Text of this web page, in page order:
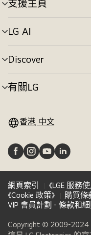
換
支援主頁
選
單
切
換
LG AI
選
單
切
換
Discover
選
單
切
換
有關LG
選
換 香港, 中文
網頁索引 《LGE 服務
《Cookie 政策》
購買條
VIP 會員計劃 - 條款和細
Copyright © 2009-2024